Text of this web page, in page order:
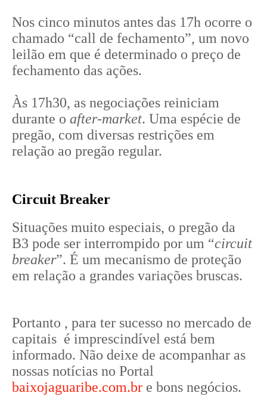
Nos cinco minutos antes das 17h ocorre o
chamado “call de fechamento”, um novo
leilão em que é determinado o preço de
fechamento das ações.
Às 17h30, as negociações reiniciam
durante o after-market. Uma espécie de
pregão, com diversas restrições em
relação ao pregão regular.
Circuit Breaker
Situações muito especiais, o pregão da
B3 pode ser interrompido por um “circuit
breaker”. É um mecanismo de proteção
em relação a grandes variações bruscas.
Portanto , para ter sucesso no mercado de
capitais é imprescindível está bem
informado. Não deixe de acompanhar as
nossas notícias no Portal
baixojaguaribe.com.br e bons negócios.